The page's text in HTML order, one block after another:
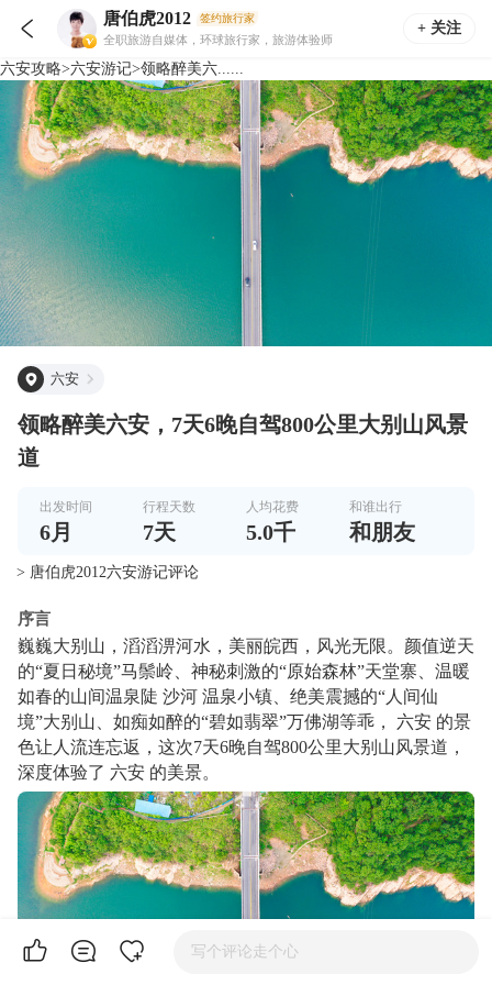
 唐伯虎2012 签约旅行家
全职旅游自媒体，环球旅行家，旅游体验师
+ 关注
六安攻略>六安游记>领略醉美六......
六安
领略醉美六安，7天6晚自驾800公里大别山风景
道
出发时间
6月
行程天数
7天
人均花费
5.0千
和谁出行
和朋友
> 唐伯虎2012六安游记评论
序言
巍巍大别山，滔滔淠河水，美丽皖西，风光无限。颜值逆天
的“夏日秘境”马鬃岭、神秘刺激的“原始森林”天堂寨、温暖
如春的山间温泉陡 沙河 温泉小镇、绝美震撼的“人间仙
境”大别山、如痴如醉的“碧如翡翠”万佛湖等乖， 六安 的景
色让人流连忘返，这次7天6晚自驾800公里大别山风景道，
深度体验了 六安 的美景。
写个评论走个心